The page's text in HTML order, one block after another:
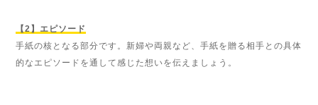
【2】エピソード
手紙の核となる部分です。新婦や両親など、手紙を贈る相手との具体
的なエピソードを通して感じた想いを伝えましょう。